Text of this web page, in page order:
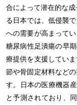
合によって潜在的な
る日本では、低侵襲
への需要が高まって
糖尿病性足潰瘍の早
療提供を支援してい
節や骨固定材料など
す。日本の医療機器
と予測されており、